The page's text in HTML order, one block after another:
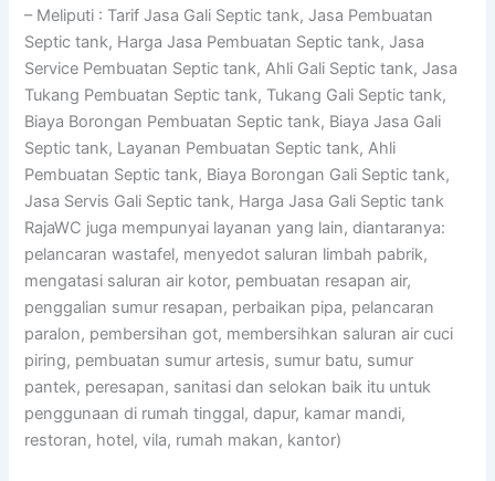
– Meliputi : Tarif Jasa Gali Septic tank, Jasa Pembuatan
Septic tank, Harga Jasa Pembuatan Septic tank, Jasa
Service Pembuatan Septic tank, Ahli Gali Septic tank, Jasa
Tukang Pembuatan Septic tank, Tukang Gali Septic tank,
Biaya Borongan Pembuatan Septic tank, Biaya Jasa Gali
Septic tank, Layanan Pembuatan Septic tank, Ahli
Pembuatan Septic tank, Biaya Borongan Gali Septic tank,
Jasa Servis Gali Septic tank, Harga Jasa Gali Septic tank
RajaWC juga mempunyai layanan yang lain, diantaranya:
pelancaran wastafel, menyedot saluran limbah pabrik,
mengatasi saluran air kotor, pembuatan resapan air,
penggalian sumur resapan, perbaikan pipa, pelancaran
paralon, pembersihan got, membersihkan saluran air cuci
piring, pembuatan sumur artesis, sumur batu, sumur
pantek, peresapan, sanitasi dan selokan baik itu untuk
penggunaan di rumah tinggal, dapur, kamar mandi,
restoran, hotel, vila, rumah makan, kantor)